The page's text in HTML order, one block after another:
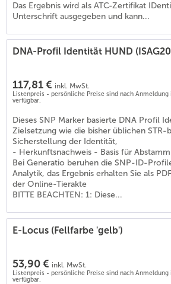
Das Ergebnis wird als ATC-Zertifikat
Unterschrift ausgegeben und kann...
DNA-Profil Identität HUND
117,81 € inkl. MwSt.
Listenpreis - persönliche Preise sind nach
verfügbar.
Dieses SNP Marker basierte DNA Profil
Zielsetzung wie die bisher üblichen
Sicherstellung der Identität,
- Herkunftsnachweis - Basis für
Bei Generatio beruhen die SNP-ID-
Analytik, das Ergebnis erhalten Sie als
der Online-Tierakte
BITTE BEACHTEN: 1: Diese...
E-Locus (Fellfarbe 'gelb')
53,90 € inkl. MwSt.
Listenpreis - persönliche Preise sind nach
verfügbar.